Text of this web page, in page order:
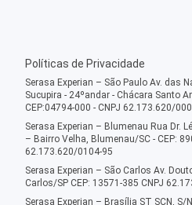
Políticas de Privacidade
Serasa Experian – São Paulo Av. das
Sucupira - 24ºandar - Chácara Santo
CEP:04794-000 - CNPJ 62.173.620/
Serasa Experian – Blumenau Rua Dr.
– Bairro Velha, Blumenau/SC - CEP:
62.173.620/0104-95
Serasa Experian – São Carlos Av.
Carlos/SP CEP: 13571-385 CNPJ
Serasa Experian – Brasília ST SCN, S/